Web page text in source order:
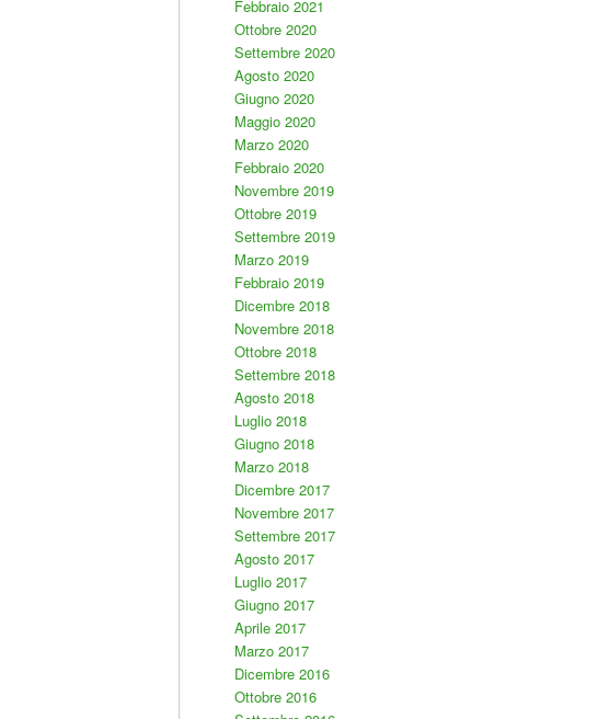
Febbraio 2021
Ottobre 2020
Settembre 2020
Agosto 2020
Giugno 2020
Maggio 2020
Marzo 2020
Febbraio 2020
Novembre 2019
Ottobre 2019
Settembre 2019
Marzo 2019
Febbraio 2019
Dicembre 2018
Novembre 2018
Ottobre 2018
Settembre 2018
Agosto 2018
Luglio 2018
Giugno 2018
Marzo 2018
Dicembre 2017
Novembre 2017
Settembre 2017
Agosto 2017
Luglio 2017
Giugno 2017
Aprile 2017
Marzo 2017
Dicembre 2016
Ottobre 2016